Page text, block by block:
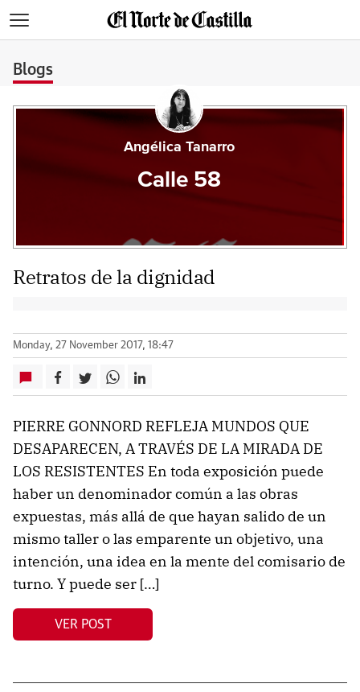
Blogs
Angélica Tanarro
Calle 58
Retratos de la dignidad
Monday, 27 November 2017, 18:47
PIERRE GONNORD REFLEJA MUNDOS QUE
DESAPARECEN, A TRAVÉS DE LA MIRADA DE
LOS RESISTENTES En toda exposición puede
haber un denominador común a las obras
expuestas, más allá de que hayan salido de un
mismo taller o las emparente un objetivo, una
intención, una idea en la mente del comisario de
turno. Y puede ser […]
VER POST